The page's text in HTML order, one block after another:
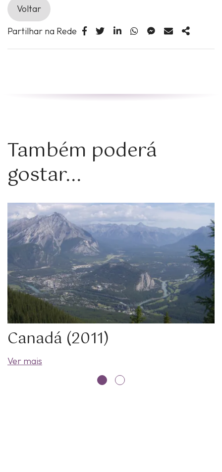
Voltar
Partilhar na Rede
Também poderá
gostar...
Zoom
Canadá (2011)
Ver mais